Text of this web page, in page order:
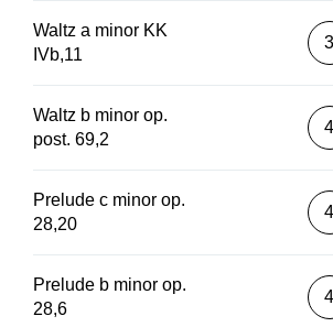
Waltz a minor KK
IVb,11
3
Waltz b minor op.
post. 69,2
4
Prelude c minor op.
28,20
4
Prelude b minor op.
28,6
4